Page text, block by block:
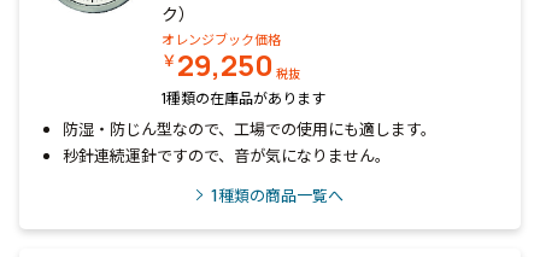
ク）
オレンジブック価格
￥29,250 税抜
1種類の在庫品があります
防湿・防じん型なので、工場での使用にも適します。
秒針連続運針ですので、音が気になりません。
1種類の商品一覧へ